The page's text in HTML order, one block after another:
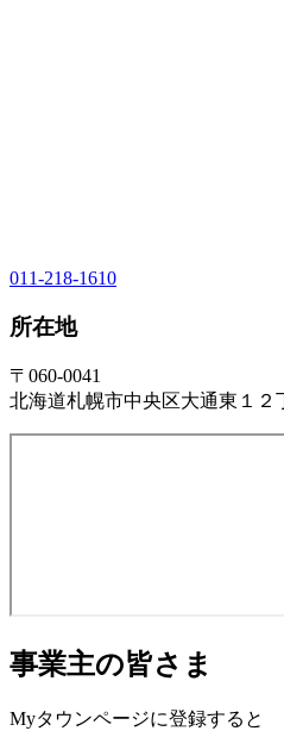
011-218-1610
所在地
〒060-0041
北海道札幌市中央区大通東１２
事業主の皆さま
Myタウンページに登録すると